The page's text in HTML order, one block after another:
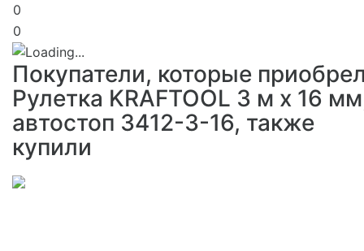
0
0
Покупатели, которые
Рулетка KRAFTOOL 3 м х 16
автостоп 3412-3-16, также
купили